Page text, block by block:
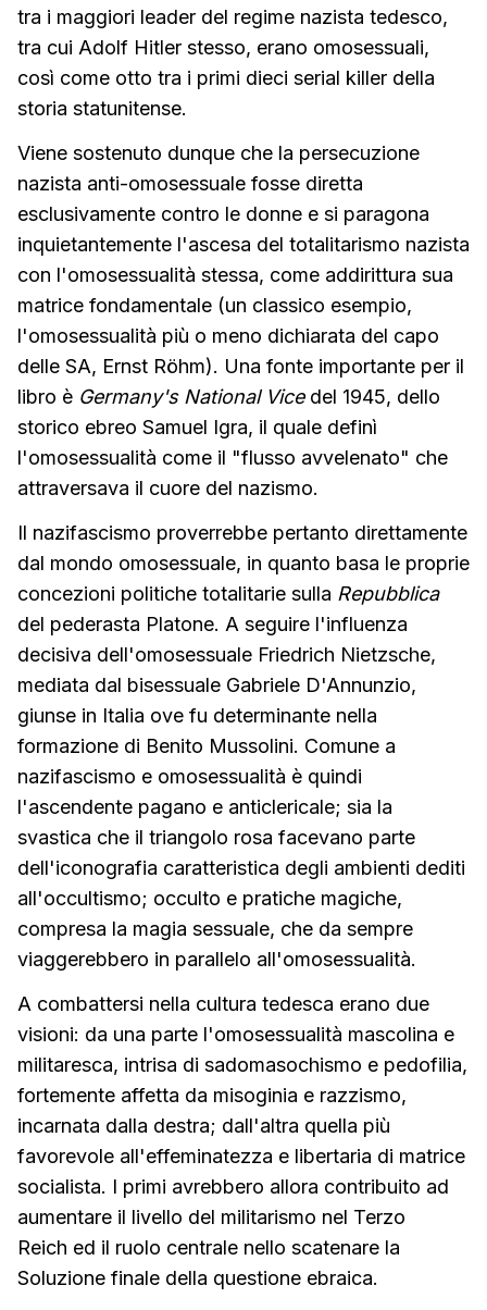
tra i maggiori leader del regime nazista tedesco,
tra cui Adolf Hitler stesso, erano omosessuali,
così come otto tra i primi dieci serial killer della
storia statunitense.
Viene sostenuto dunque che la persecuzione
nazista anti-omosessuale fosse diretta
esclusivamente contro le donne e si paragona
inquietantemente l'ascesa del totalitarismo nazista
con l'omosessualità stessa, come addirittura sua
matrice fondamentale (un classico esempio,
l'omosessualità più o meno dichiarata del capo
delle SA, Ernst Röhm). Una fonte importante per il
libro è Germany's National Vice del 1945, dello
storico ebreo Samuel Igra, il quale definì
l'omosessualità come il "flusso avvelenato" che
attraversava il cuore del nazismo.
Il nazifascismo proverrebbe pertanto direttamente
dal mondo omosessuale, in quanto basa le proprie
concezioni politiche totalitarie sulla Repubblica
del pederasta Platone. A seguire l'influenza
decisiva dell'omosessuale Friedrich Nietzsche,
mediata dal bisessuale Gabriele D'Annunzio,
giunse in Italia ove fu determinante nella
formazione di Benito Mussolini. Comune a
nazifascismo e omosessualità è quindi
l'ascendente pagano e anticlericale; sia la
svastica che il triangolo rosa facevano parte
dell'iconografia caratteristica degli ambienti dediti
all'occultismo; occulto e pratiche magiche,
compresa la magia sessuale, che da sempre
viaggerebbero in parallelo all'omosessualità.
A combattersi nella cultura tedesca erano due
visioni: da una parte l'omosessualità mascolina e
militaresca, intrisa di sadomasochismo e pedofilia,
fortemente affetta da misoginia e razzismo,
incarnata dalla destra; dall'altra quella più
favorevole all'effeminatezza e libertaria di matrice
socialista. I primi avrebbero allora contribuito ad
aumentare il livello del militarismo nel Terzo
Reich ed il ruolo centrale nello scatenare la
Soluzione finale della questione ebraica.